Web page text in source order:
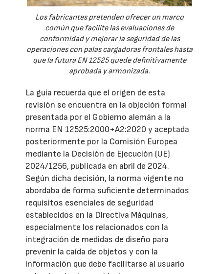
Los fabricantes pretenden ofrecer un marco
común que facilite las evaluaciones de
conformidad y mejorar la seguridad de las
operaciones con palas cargadoras frontales hasta
que la futura EN 12525 quede definitivamente
aprobada y armonizada.
La guía recuerda que el origen de esta
revisión se encuentra en la objeción formal
presentada por el Gobierno alemán a la
norma EN 12525:2000+A2:2020 y aceptada
posteriormente por la Comisión Europea
mediante la Decisión de Ejecución (UE)
2024/1256, publicada en abril de 2024.
Según dicha decisión, la norma vigente no
abordaba de forma suficiente determinados
requisitos esenciales de seguridad
establecidos en la Directiva Máquinas,
especialmente los relacionados con la
integración de medidas de diseño para
prevenir la caída de objetos y con la
información que debe facilitarse al usuario